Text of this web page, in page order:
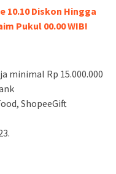
10.10 Diskon Hingga
Pukul 00.00 WIB!
minimal Rp 15.000.000
ShopeeGift